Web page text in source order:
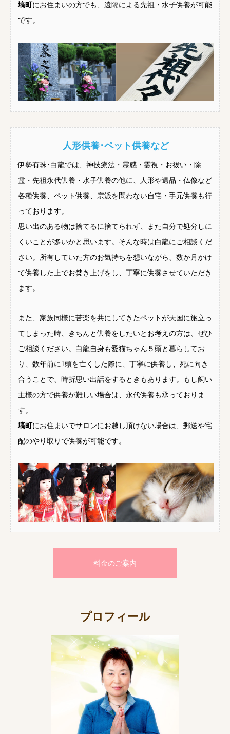
塙町 にお住まいの方でも、遠隔による先祖・水子供養が可能
です。
人形供養･ペット供養など
伊勢有珠･白龍では、神技療法・霊感・霊視・お祓い・除
霊・先祖永代供養・水子供養の他に、人形や遺品・仏像など
各種供養、ペット供養、宗派を問わない自宅・手元供養も行
っております。
思い出のある物は捨てるに捨てられず、また自分で処分しに
くいことが多いかと思います。そんな時は白龍にご相談くだ
さい。所有していた方のお気持ちを想いながら、数か月かけ
て供養した上でお焚き上げをし、丁寧に供養させていただき
ます。
また、家族同様に苦楽を共にしてきたペットが天国に旅立っ
てしまった時、きちんと供養をしたいとお考えの方は、ぜひ
ご相談ください。白龍自身も愛猫ちゃん５頭と暮らしてお
り、数年前に1頭を亡くした際に、丁寧に供養し、死に向き
合うことで、時折思い出話をするときもあります。もし飼い
主様の方で供養が難しい場合は、永代供養も承っておりま
す。
塙町にお住まいでサロンにお越し頂けない場合は、郵送や宅
配のやり取りで供養が可能です。
料金のご案内
プロフィール